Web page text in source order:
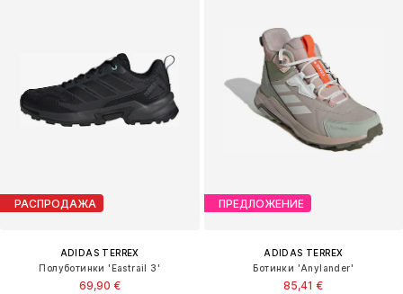
РАСПРОДАЖА
ADIDAS TERREX
Полуботинки 'Eastrail 3'
69,90 €
ПРЕДЛОЖЕНИЕ
ADIDAS TERREX
Ботинки 'Anylander'
85,41 €